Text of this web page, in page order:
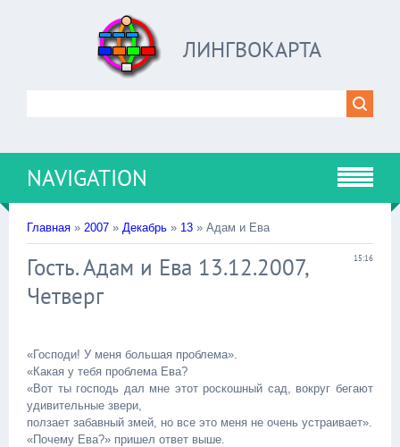
ЛИНГВОКАРТА
NAVIGATION
Главная » 2007 » Декабрь » 13 » Адам и Ева
15:16
Гость. Адам и Ева 13.12.2007,
Четверг
«Господи! У меня большая проблема».
«Какая у тебя проблема Ева?
«Вот ты господь дал мне этот роскошный сад, вокруг бегают
удивительные звери,
ползает забавный змей, но все это меня не очень устраивает».
«Почему Ева?» пришел ответ выше.